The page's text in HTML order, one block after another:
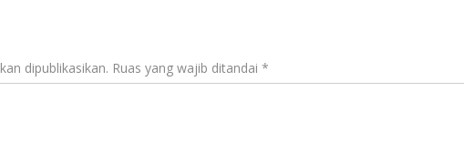
dipublikasikan. Ruas yang wajib ditandai *